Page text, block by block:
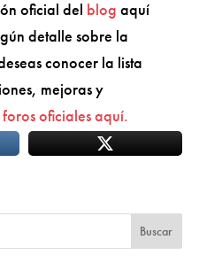
oficial del blog aquí
detalle sobre la
conocer la lista
mejoras y
oficiales aquí.